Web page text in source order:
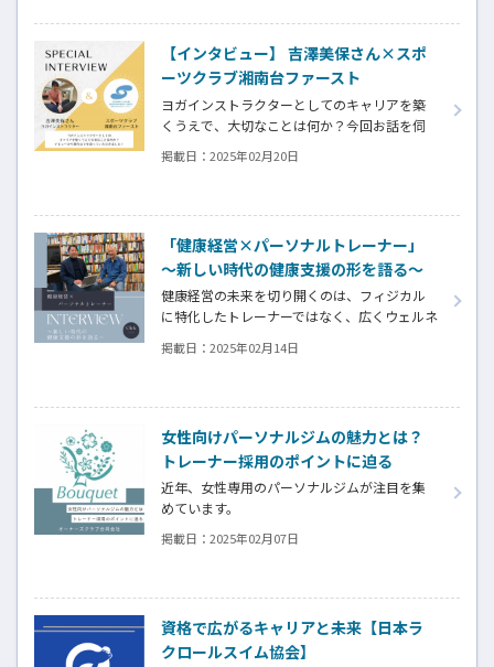
【インタビュー】 吉澤美保さん×スポ
ーツクラブ湘南台ファースト
ヨガインストラクターとしてのキャリアを築
くうえで、大切なことは何か？今回お話を伺
ったのは、スポーツクラブ湘南台ファーストで
活躍する吉澤美保さん。海外でヨガに出会
か？ スポーツクラブ湘南台ファーストでのデ
ビューのきっかけから、成長を支えた環境に
ついて詳しく取材させていただきました。
掲載日： 2025年02月20日
「健康経営×パーソナルトレーナー」
～新しい時代の健康支援の形を語る～
健康経営の未来を切り開くのは、フィジカル
に特化したトレーナーではなく、広くウェルネ
スやビジネスに精通したトレーナーだ。経営
者の視点を取り入れた新しい支援の形とは？
ました。業界の未来に迫る、ワクワクするよ
うな対話をお届けします。
掲載日： 2025年02月14日
女性向けパーソナルジムの魅力とは？
トレーナー採用のポイントに迫る
近年、女性専用のパーソナルジムが注目を集
めています。
今回は、そんなジムの特徴や、トレーナー採
掲載日： 2025年02月07日
資格で広がるキャリアと未来【日本ラ
クロールスイム協会】